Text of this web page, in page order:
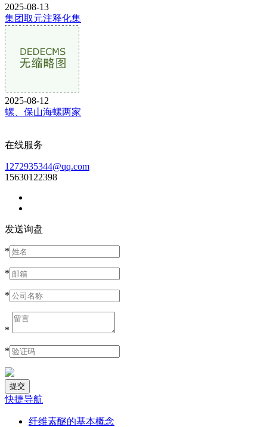
2025-08-13
集团取元注释化集
2025-08-12
螺、保山海螺两家
在线服务
1272935344@qq.com
15630122398
发送询盘
*
*
*
*
*
快捷导航
纤维素醚的基本概念